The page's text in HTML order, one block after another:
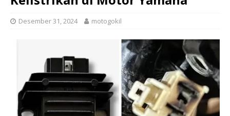
Desember 31, 2024 motogokil